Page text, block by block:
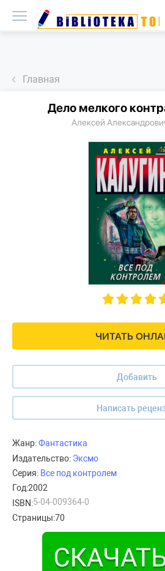
Главная
ЧИТАТЬ
Добавить
Написать
Дело мелкого
Алексей
Жанр:Фантастика
Издательство: Эксмо
Серия: Все под контролем
Год:2002
ISBN:5-04-009364-0
Страницы:70